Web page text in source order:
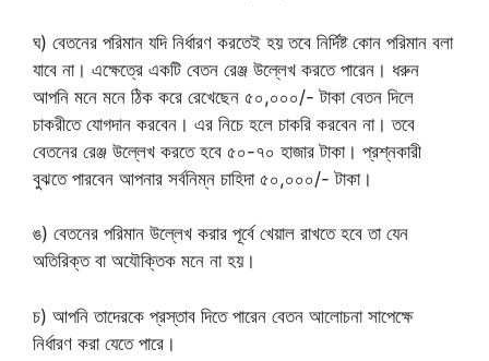
ঘ) বেতনের পরিমান যদি নির্ধারণ করতেই হয় তবে নির্দিষ্ট কোন পরিমান বলা
যাবে না। এক্ষেত্রে একটি বেতন রেঞ্জ উল্লেখ করতে পারেন। ধরুন
আপনি মনে মনে ঠিক করে রেখেছেন ৫০,০০০/- টাকা বেতন দিলে
চাকরীতে যোগদান করবেন। এর নিচে হলে চাকরি করবেন না। তবে
বেতনের রেঞ্জ উল্লেখ করতে হবে ৫০-৭০ হাজার টাকা। প্রশ্নকারী
বুঝতে পারবেন আপনার সর্বনিম্ন চাহিদা ৫০,০০০/- টাকা।
ঙ) বেতনের পরিমান উল্লেখ করার পূর্বে খেয়াল রাখতে হবে তা যেন
অতিরিক্ত বা অযৌক্তিক মনে না হয়।
চ) আপনি তাদেরকে প্রস্তাব দিতে পারেন বেতন আলোচনা সাপেক্ষে
নির্ধারণ করা যেতে পারে।